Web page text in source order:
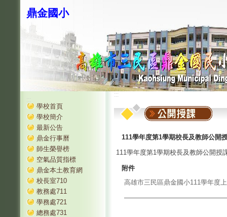
鼎金國小
:::
學校首頁
學校簡介
最新公告
鼎金行事曆
師生榮譽榜
空氣品質指標
鼎金本土教育網
校長室710
教務處711
學務處721
總務處731
:::
111學年度第1學期校長及教師公開
111學年度第1學期校長及教師公開授
附件
高雄市三民區鼎金國小111學年度